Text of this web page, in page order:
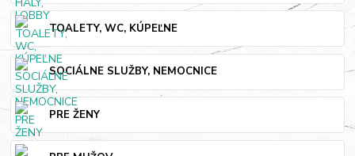
TOALETY, WC, KÚPEĽNE
SOCIÁLNE SLUŽBY, NEMOCNICE
PRE ŽENY